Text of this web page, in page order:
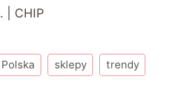
. | CHIP
Polska sklepy trendy